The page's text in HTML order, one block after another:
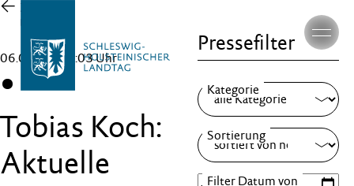
Zur
Übersicht
06.05.26 , 10:03 Uhr
Tobias Koch:
Aktuelle
Pressefilter